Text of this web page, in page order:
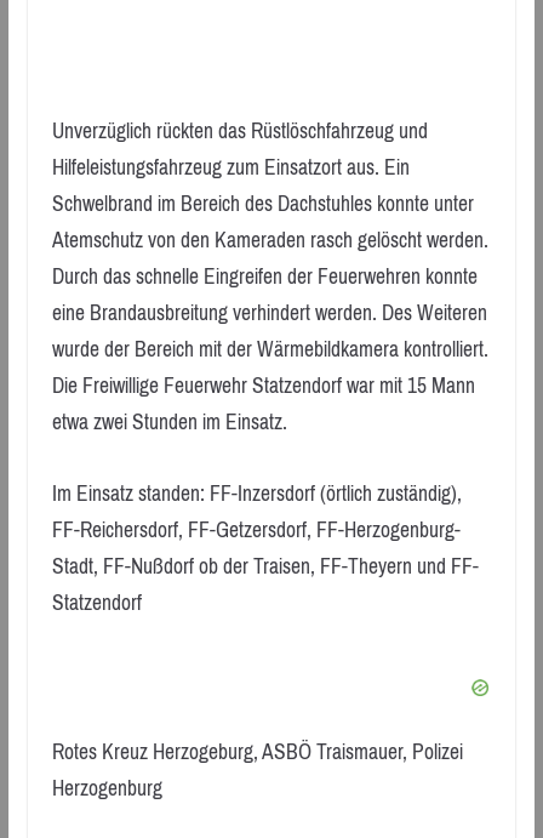
Unverzüglich rückten das Rüstlöschfahrzeug und
Hilfeleistungsfahrzeug zum Einsatzort aus. Ein
Schwelbrand im Bereich des Dachstuhles konnte unter
Atemschutz von den Kameraden rasch gelöscht werden.
Durch das schnelle Eingreifen der Feuerwehren konnte
eine Brandausbreitung verhindert werden. Des Weiteren
wurde der Bereich mit der Wärmebildkamera kontrolliert.
Die Freiwillige Feuerwehr Statzendorf war mit 15 Mann
etwa zwei Stunden im Einsatz.
Im Einsatz standen: FF-Inzersdorf (örtlich zuständig),
FF-Reichersdorf, FF-Getzersdorf, FF-Herzogenburg-
Stadt, FF-Nußdorf ob der Traisen, FF-Theyern und FF-
Statzendorf
Rotes Kreuz Herzogeburg, ASBÖ Traismauer, Polizei
Herzogenburg